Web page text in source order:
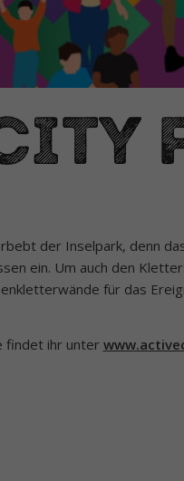
der Inselpark, denn
ein. Um auch den
für das
findet ihr unter